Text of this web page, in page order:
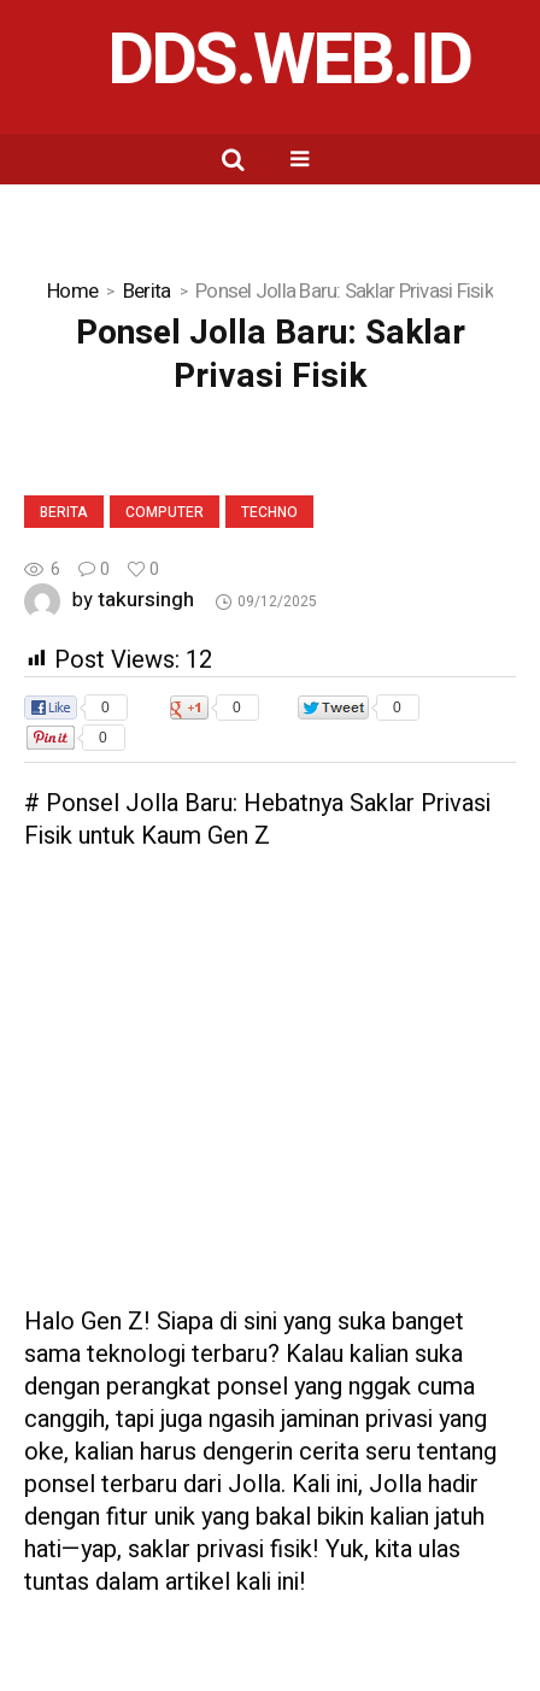
DDS.WEB.ID
Home Berita Ponsel Jolla Baru: Saklar Privasi Fisik
Ponsel Jolla Baru: Saklar
Privasi Fisik
BERITA COMPUTER TECHNO
6 0 0
bytakursingh 09/12/2025
Post Views: 12
0 0
0
0
# Ponsel Jolla Baru: Hebatnya Saklar Privasi
Fisik untuk Kaum Gen Z
Halo Gen Z! Siapa di sini yang suka banget
sama teknologi terbaru? Kalau kalian suka
dengan perangkat ponsel yang nggak cuma
canggih, tapi juga ngasih jaminan privasi yang
oke, kalian harus dengerin cerita seru tentang
ponsel terbaru dari Jolla. Kali ini, Jolla hadir
dengan fitur unik yang bakal bikin kalian jatuh
hati—yap, saklar privasi fisik! Yuk, kita ulas
tuntas dalam artikel kali ini!